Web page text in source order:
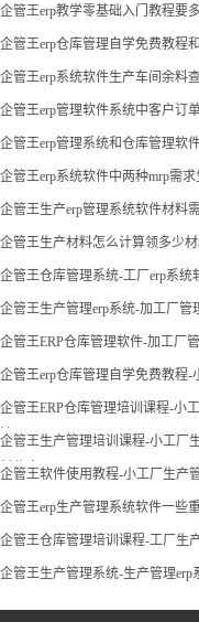
企管王erp教学零基础入门教程要
企管王erp仓库管理自学免费教程
企管王erp系统软件生产车间余料
企管王erp管理软件系统中客户订
企管王erp管理系统和仓库管理软
企管王erp系统软件中两种mrp需
企管王生产erp管理系统软件材料
企管王生产材料怎么计算领多少
企管王仓库管理系统-工厂erp系
现
企管王生产管理erp系统-加工厂
企管王ERP仓库管理软件-加工厂
企管王erp仓库管理自学免费教程
企管王ERP仓库管理培训课程-小
法
企管王生产管理培训课程-小工厂
料信息
企管王软件使用教程-小工厂生产
企管王erp生产管理系统软件一些
企管王仓库管理培训课程-工厂生
企管王生产管理系统-生产管理